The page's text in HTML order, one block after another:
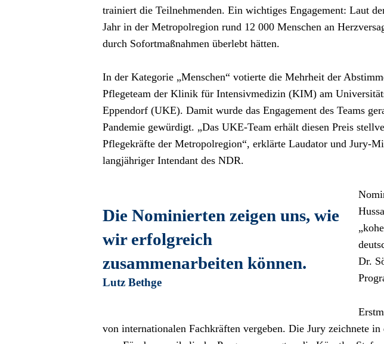
trainiert die Teilnehmenden. Ein wichtiges Engagement: Laut
Jahr in der Metropolregion rund 12 000 Menschen an
durch Sofortmaßnahmen überlebt hätten.
In der Kategorie „Menschen“ votierte die Mehrheit der
Pflegeteam der Klinik für Intensivmedizin (KIM) am
Eppendorf (UKE). Damit wurde das Engagement des Teams
Pandemie gewürdigt. „Das UKE-Team erhält diesen Preis
Pflegekräfte der Metropolregion“, erklärte Laudator und Jury-
langjähriger Intendant des NDR.
Die Nominierten zeigen uns, wie
wir erfolgreich
zusammenarbeiten können.
Lutz Bethge
Dr.
von internationalen Fachkräften vergeben. Die Jury zeichnete